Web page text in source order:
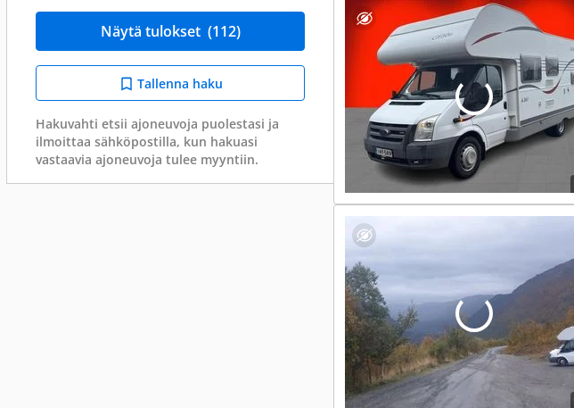
Näytä tulokset (112)
Tallenna haku
Hakuvahti etsii ajoneuvoja puolestasi ja
ilmoittaa sähköpostilla, kun hakuasi
vastaavia ajoneuvoja tulee myyntiin.